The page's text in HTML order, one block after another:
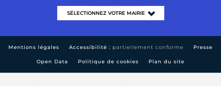
Mentions légales Accessibilité : partiellement conforme Presse
Open Data Politique de cookies Plan du site